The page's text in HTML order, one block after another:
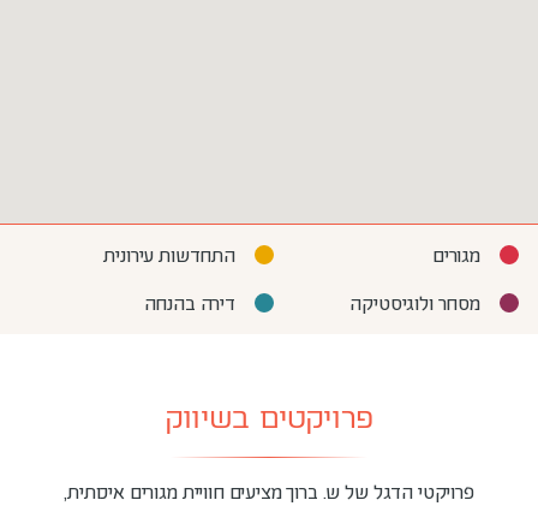
מגורים התחדשות עירונית
מסחר ולוגיסטיקה דירה בהנחה
פרויקטים בשיווק
פרויקטי הדגל של ש. ברוך מציעים חוויית מגורים איכותית,